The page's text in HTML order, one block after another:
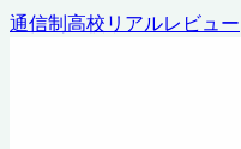
通信制高校リアルレビュー